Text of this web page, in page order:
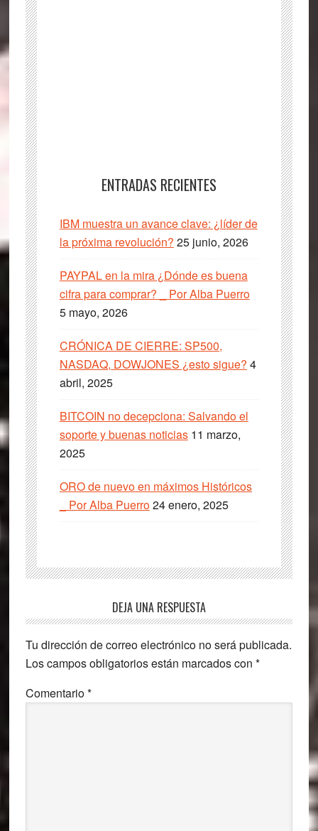
ENTRADAS RECIENTES
IBM muestra un avance clave: ¿líder de
la próxima revolución? 25 junio, 2026
PAYPAL en la mira ¿Dónde es buena
cifra para comprar? _ Por Alba Puerro
5 mayo, 2026
CRÓNICA DE CIERRE: SP500,
NASDAQ, DOWJONES ¿esto sigue? 4
abril, 2025
BITCOIN no decepciona: Salvando el
soporte y buenas noticias 11 marzo,
2025
ORO de nuevo en máximos Históricos
_ Por Alba Puerro24 enero, 2025
Interacciones
con
los
lectores
DEJA UNA RESPUESTA
Tu dirección de correo electrónico no será publicada.
Los campos obligatorios están marcados con *
Comentario*